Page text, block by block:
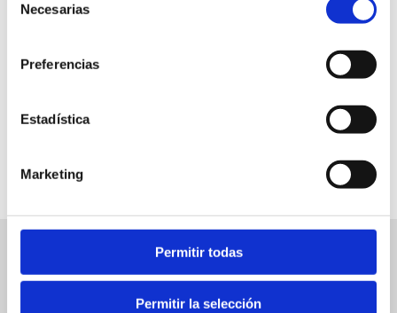
Necesarias
Preferencias
Estadística
Marketing
Permitir todas
Permitir la selección
Eventos relacionados